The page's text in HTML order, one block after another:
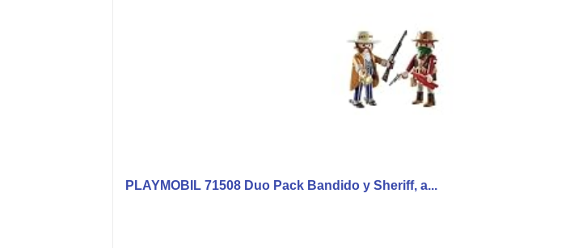
PLAYMOBIL 71508 Duo Pack Bandido y Sheriff, a...